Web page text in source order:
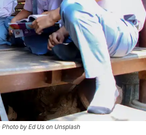
by Ed Us on Unsplash